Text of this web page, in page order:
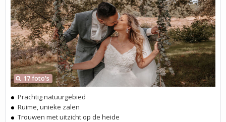
17 foto's
Prachtig natuurgebied
Ruime, unieke zalen
Trouwen met uitzicht op de heide